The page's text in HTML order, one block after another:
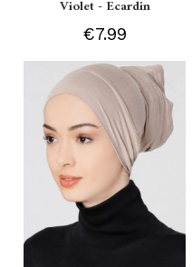
Violet - Ecardin
€7.99